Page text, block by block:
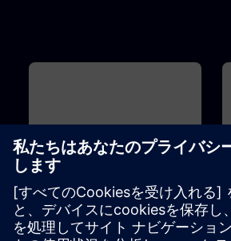
基本
SINAMICS S120 - Basic
principles and overview